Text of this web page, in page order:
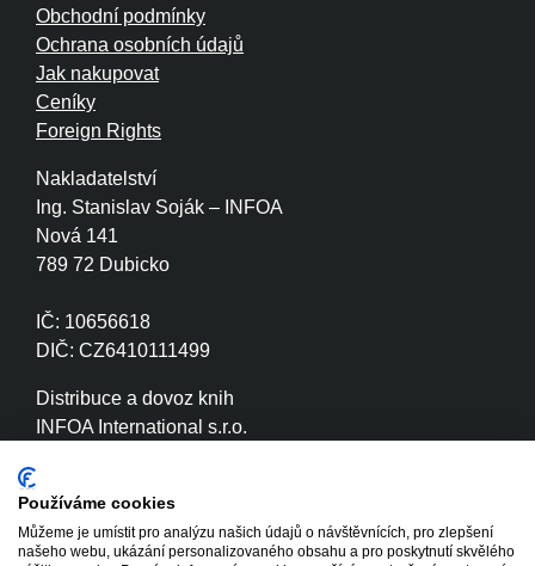
Nakladatelství
Ing. Stanislav Soják – INFOA
Nová 141
789 72 Dubicko
IČ: 10656618
DIČ: CZ6410111499
Distribuce a dovoz knih
INFOA International s.r.o.
IČ: 26870886
Obchodní podmínky
Ochrana osobních údajů
Jak nakupovat
Ceníky
Foreign Rights
Používáme cookies
Můžeme je umístit pro analýzu našich údajů o návštěvnících, pro zlepšení
našeho webu, ukázání personalizovaného obsahu a pro poskytnutí skvělého